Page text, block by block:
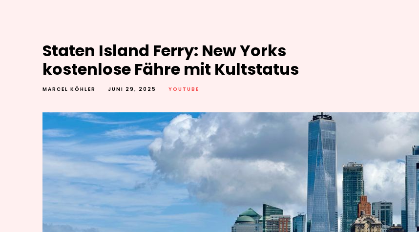
Staten Island Ferry: New Yorks
kostenlose Fähre mit Kultstatus
MARCEL KÖHLER JUNI 29, 2025 YOUTUBE